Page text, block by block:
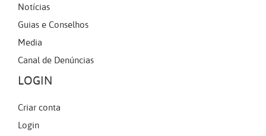
Notícias
Guias e Conselhos
Media
Canal de Denúncias
LOGIN
Criar conta
Login